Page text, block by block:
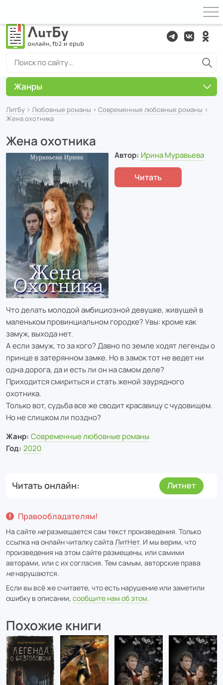
ЛитБу › Любовные романы › Современные любовные романы ›
Жена охотника
Жена охотника
Автор: Ирина Муравьева
Читать
Что делать молодой амбициозной девушке, живущей в
маленьком провинциальном городке? Увы: кроме как
замуж, выхода нет.
А если замуж, то за кого? Давно по земле ходят легенды о
принце в затерянном замке. Но в замок тот не ведет ни
одна дорога, да и есть ли он на самом деле?
Приходится смириться и стать женой заурядного
охотника.
Только вот, судьба все же сводит красавицу с чудовищем.
Но не слишком ли поздно?
Жанр: Современные любовные романы
Год: 2020
Читать онлайн Литнет
Правообладателям!
На сайте неразмещается сам текст произведения. Только
ссылка на онлайн читалку сайта ЛитНет. И мы верим, что
произведения на этом сайте размещены, или самими
авторами, или с их согласия. Тем самым, авторские права
ненарушаются.
Если вы всё же считаете, что есть нарушение или заметили
ошибку в описании, сообщите нам об этом.
Похожие книги
Жанры